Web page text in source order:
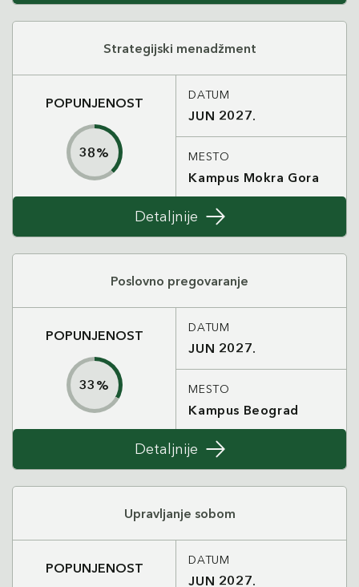
Strategijski menadžment
POPUNJENOST
38%
DATUM
JUN 2027.
MESTO
Kampus Mokra Gora
Detaljnije
Poslovno pregovaranje
POPUNJENOST
33 %
DATUM
JUN 2027.
MESTO
Kampus Beograd
Detaljnije
Upravljanje sobom
POPUNJENOST DATUM
JUN 2027.